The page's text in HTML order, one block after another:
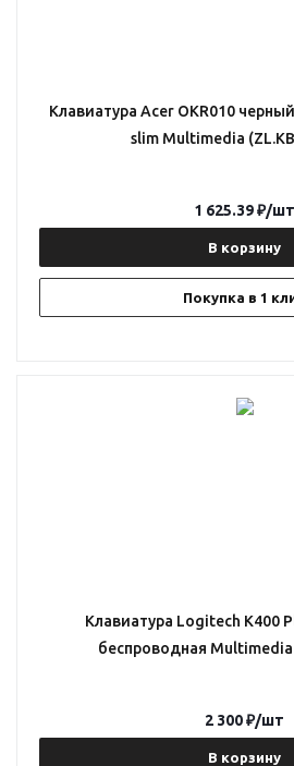
Клавиатура Acer OKR010
slim Multimedia
В корзину
Покупка в 1
1 625.39₽/шт
Клавиатура Logitech K400
беспроводная
В корзину
2 300₽/шт